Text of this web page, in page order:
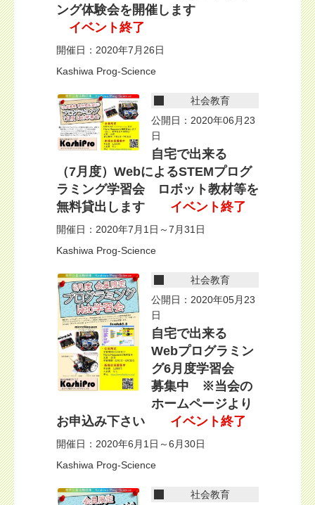
ング体験会を開催します
イベント終了
開催日：2020年7月26日
Kashiwa Prog-Science
社会教育
公開日：2020年06月23
日
自宅で出来る
（7月度）WebによるSTEMプログ
ラミング学習会 ロボット教材等を
無料貸出します
イベント終了
開催日：2020年7月1日～7月31日
Kashiwa Prog-Science
社会教育
公開日：2020年05月23
日
自宅で出来る
Webプログラミン
グ6月度学習会
募集中 ※当会の
ホームページより
お申込み下さい
イベント終了
開催日：2020年6月1日～6月30日
Kashiwa Prog-Science
社会教育